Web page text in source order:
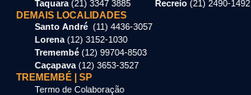
Taquara (21) 3347 3885 Recreio (21) 2490-1492
DEMAIS LOCALIDADES
Santo André (11) 4436-3057
Lorena (12) 3152-1030
Tremembé (12) 99704-8503
Caçapava (12) 3653-3527
TREMEMBÉ | SP
Termo de Colaboração